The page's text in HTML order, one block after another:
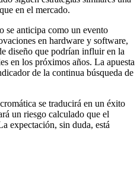
en el mercado.
se anticipa como un evento
en hardware y software,
diseño que podrían influir en la
en los próximos años. La apuesta
de la continua búsqueda de
se traducirá en un éxito
un riesgo calculado que el
expectación, sin duda, está